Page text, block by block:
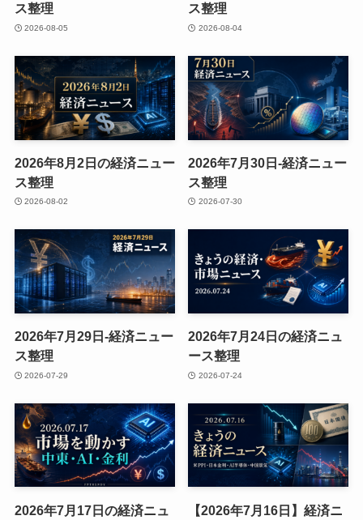
ス整理
2026-08-05
ス整理
2026-08-04
2026年8月2日の経済ニュー
ス整理
2026-08-02
2026年7月30日-経済ニュー
ス整理
2026-07-30
2026年7月29日-経済ニュー
ス整理
2026-07-29
2026年7月24日の経済ニュ
ース整理
2026-07-24
2026年7月17日の経済ニュ
【2026年7月16日】経済ニ